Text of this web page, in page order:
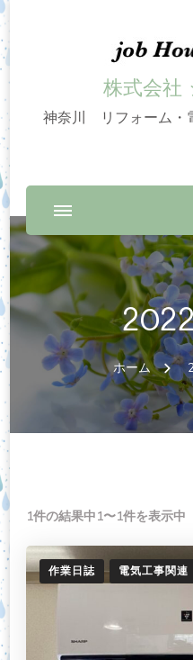
株式会社
神奈川 リフォーム・
ホーム
1件の結果中1〜1件を表示中
作業日誌 電気工事関連